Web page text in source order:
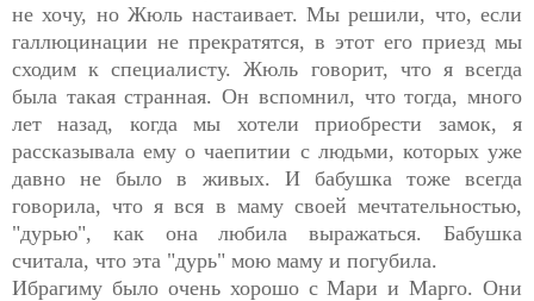
не хочу, но Жюль настаивает. Мы решили, что, если
галлюцинации не прекратятся, в этот его приезд мы
сходим к специалисту. Жюль говорит, что я всегда
была такая странная. Он вспомнил, что тогда, много
лет назад, когда мы хотели приобрести замок, я
рассказывала ему о чаепитии с людьми, которых уже
давно не было в живых. И бабушка тоже всегда
говорила, что я вся в маму своей мечтательностью,
"дурью", как она любила выражаться. Бабушка
считала, что эта "дурь" мою маму и погубила.
Ибрагиму было очень хорошо с Мари и Марго. Они